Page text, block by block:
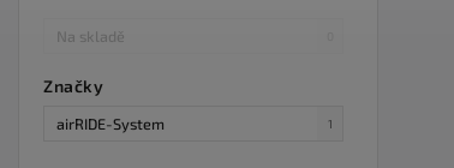
Na skladě
Značky
airRIDE-System 1